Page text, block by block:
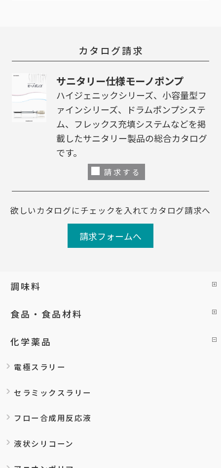
カタログ請求
サニタリー仕様モーノポンプ
ハイジェニックシリーズ、小容量型フ
ァインシリーズ、ドラムポンプシステ
ム、フレックス充填システムなどを掲
載したサニタリー製品の総合カタログ
です。
請求する
欲しいカタログにチェックを入れてカタログ請求へ
請求フォームへ
調味料
食品・食品材料
化学薬品
電極スラリー
セラミックスラリー
フロー合成用反応液
液状シリコーン